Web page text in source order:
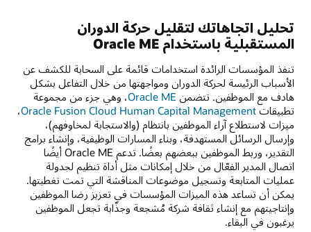
تحليل اتجاهاتك لتقليل حركة الدوران
المستقبلية باستخدام Oracle ME
تنفذ المؤسسات الرائدة استخدامات قائمة على السحابة للكشف عن
الأسباب الرئيسة لحركة الدوران ومواجهتها من خلال التفاعل بشكل
هادف مع الموظفين. تتضمن Oracle ME، وهي جزء من مجموعة
تطبيقات Oracle Fusion Cloud Human Capital Management،
ميزات لاستطلاع آراء الموظفين بانتظام (والاستجابة لمخاوفهم)،
وإرسال الرسائل المستهدفة، وبناء المسارات الوظيفية، وإنشاء برامج
التقدير، وربط الموظفين ببعضهم بعضًا. تدعم Oracle ME أيضًا
اتصال المدير الفعّال من خلال إمكانات مثل أداة تنظيم لجدولة
عمليات المتابعة وتسجيل موضوعات المناقشة التي تمت تغطيتها.
يمكن أن تساعد هذه الميزات المؤسسات في تعزيز رضا الموظفين
وإنتاجيتهم مع إنشاء ثقافة شركة مُشجعة وجذّابة تجعل الموظفين
يرغبون في البقاء.